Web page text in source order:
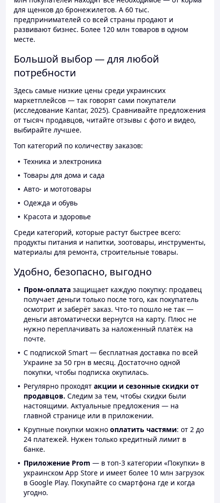
для щенков до бронежилетов. А 60 тыс.
предпринимателей со всей страны продают и
развивают бизнес. Более 120 млн товаров в одном
месте.
Большой выбор — для любой
потребности
Здесь самые низкие цены среди украинских
маркетплейсов — так говорят сами покупатели
(исследование Kantar, 2025). Сравнивайте предложения
от тысяч продавцов, читайте отзывы с фото и видео,
выбирайте лучшее.
Топ категорий по количеству заказов:
Техника и электроника
Товары для дома и сада
Авто- и мототовары
Одежда и обувь
Красота и здоровье
Среди категорий, которые растут быстрее всего:
продукты питания и напитки, зоотовары, инструменты,
материалы для ремонта, строительные товары.
Удобно, безопасно, выгодно
Пром-оплата защищает каждую покупку: продавец
получает деньги только после того, как покупатель
осмотрит и заберёт заказ. Что-то пошло не так —
деньги автоматически вернутся на карту. Плюс не
нужно переплачивать за наложенный платёж на
почте.
С подпиской Smart — бесплатная доставка по всей
Украине за 50 грн в месяц. Достаточно одной
покупки, чтобы подписка окупилась.
Регулярно проходят акции и сезонные скидки от
продавцов. Следим за тем, чтобы скидки были
настоящими. Актуальные предложения — на
главной странице или в приложении.
Крупные покупки можно оплатить частями: от 2 до
24 платежей. Нужен только кредитный лимит в
банке.
Приложение Prom — в топ-3 категории «Покупки» в
украинском App Store и имеет более 10 млн загрузок
в Google Play. Покупайте со смартфона где и когда
угодно.